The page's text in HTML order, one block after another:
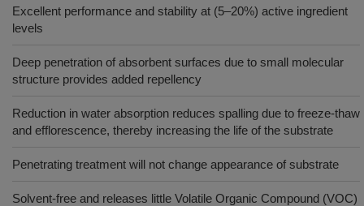
Excellent performance and stability at (5–20%) active ingredient
levels
Deep penetration of absorbent surfaces due to small molecular
structure provides added repellency
Reduction in water absorption reduces spalling due to freeze-thaw
and efflorescence, thereby increasing the life of the substrate
Penetrating treatment will not change appearance of substrate
Solvent-free and releases little Volatile Organic Compound (VOC)